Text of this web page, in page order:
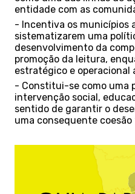
entidade com as
- Incentiva os municípios
sistematizarem uma
desenvolvimento da
promoção da leitura,
estratégico e operacional
- Constitui-se como uma
intervenção social,
sentido de garantir o
uma consequente